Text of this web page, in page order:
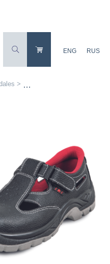
ENG RUS
>